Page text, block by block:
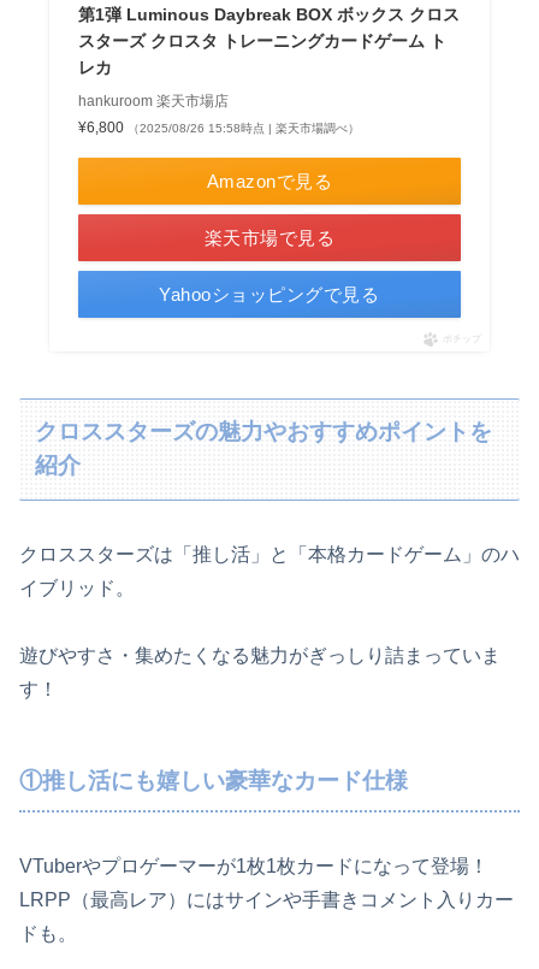
第1弾 Luminous Daybreak BOX ボックス クロス
スターズ クロスタ トレーニングカードゲーム ト
レカ
hankuroom 楽天市場店
¥6,800
（2025/08/26 15:58時点 | 楽天市場調べ）
Amazonで見る
楽天市場で見る
Yahooショッピングで見る
ポチップ
クロススターズの魅力やおすすめポイントを
紹介
クロススターズは「推し活」と「本格カードゲーム」のハ
イブリッド。
遊びやすさ・集めたくなる魅力がぎっしり詰まっていま
す！
①推し活にも嬉しい豪華なカード仕様
VTuberやプロゲーマーが1枚1枚カードになって登場！
LRPP（最高レア）にはサインや手書きコメント入りカー
ドも。